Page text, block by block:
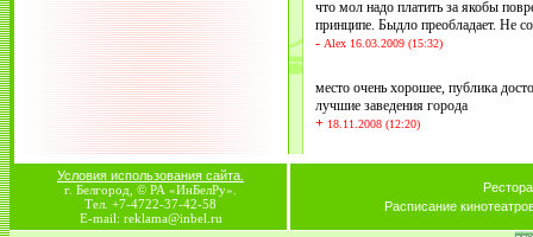
что мол надо платить за якобы
принципе. Быдло преобладает. Не
- Alex 16.03.2009 (15:32)
место очень хорошее, публика
лучшие заведения города
+ 18.11.2008 (12:20)
Условия использования сайта.
г. Белгород, © РА «ИнБелРу».
Тел. +7-4722-37-42-58
E-mail: reklama@inbel.ru
Расписание